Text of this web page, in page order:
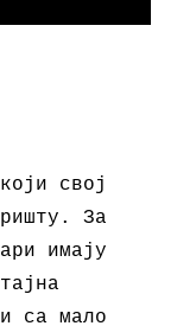
свој
За
имају
са мало